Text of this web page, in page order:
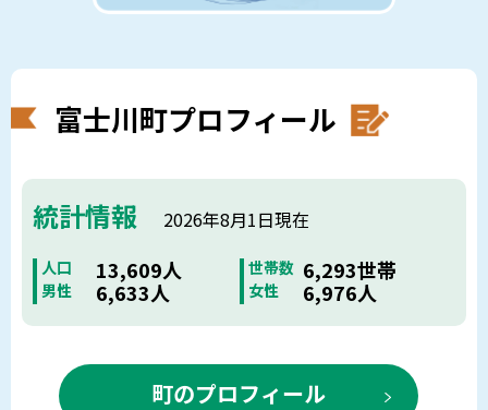
富士川町プロフィール
統計情報 2026年8月1日現在
人口 13,609人 世帯数 6,293世帯
男性 6,633人 女性 6,976人
町のプロフィール